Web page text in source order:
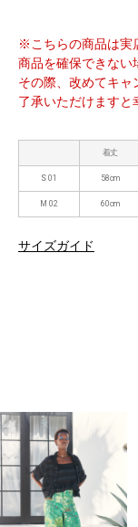
※こちらの商品は実
商品を確保できない
その際、改めてキャ
了承いただけますと
着丈
S 01 58cm
M 02 60cm
サイズガイド